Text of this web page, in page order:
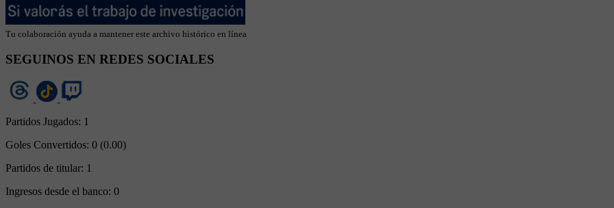
Tu colaboración ayuda a mantener este archivo histórico en línea
SEGUINOS EN REDES SOCIALES
Partidos Jugados: 1
Goles Convertidos: 0 (0.00)
Partidos de titular: 1
Ingresos desde el banco: 0